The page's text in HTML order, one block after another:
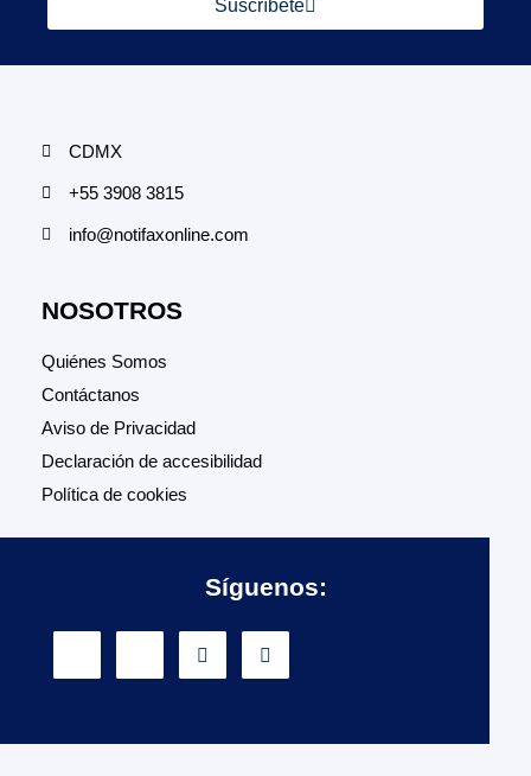
Suscríbete
CDMX
+55 3908 3815
info@notifaxonline.com
NOSOTROS
Quiénes Somos
Contáctanos
Aviso de Privacidad
Declaración de accesibilidad
Política de cookies
Síguenos: